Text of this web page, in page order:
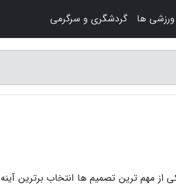
از مهم ترین تصمیم ها انتخاب برترین آینه
ورزشی ها گردشگری و سرگرمی